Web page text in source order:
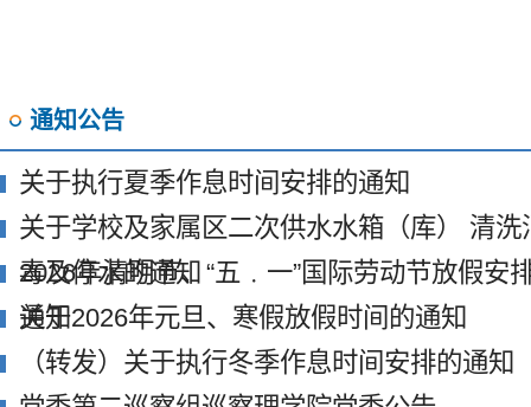
通知公告
关于执行夏季作息时间安排的通知
关于学校及家属区二次供水水箱（库） 清洗
毒及停水的通知
2026年清明节、“五﹒一”国际劳动节放假安
通知
关于2026年元旦、寒假放假时间的通知
（转发）关于执行冬季作息时间安排的通知